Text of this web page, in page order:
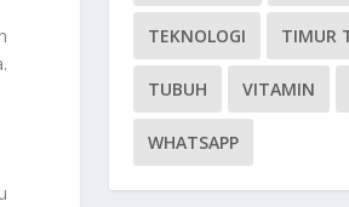
TEKNOLOGI TIMUR
TUBUH VITAMIN
WHATSAPP